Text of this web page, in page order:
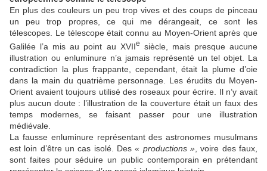
En plus des couleurs un peu trop vives et des coups de pinceau
un peu trop propres, ce qui me dérangeait, ce sont les
télescopes. Le télescope était connu au Moyen-Orient après que
Galilée l’a mis au point au XVIIe
siècle, mais presque aucune
illustration ou enluminure n’a jamais représenté un tel objet. La
contradiction la plus frappante, cependant, était la plume d’oie
dans la main du quatrième personnage. Les érudits du Moyen-
Orient avaient toujours utilisé des roseaux pour écrire. Il n’y avait
plus aucun doute : l’illustration de la couverture était un faux des
temps modernes, se faisant passer pour une illustration
médiévale.
La fausse enluminure représentant des astronomes musulmans
est loin d’être un cas isolé. Des« productions » , voire des faux,
sont faites pour séduire un public contemporain en prétendant